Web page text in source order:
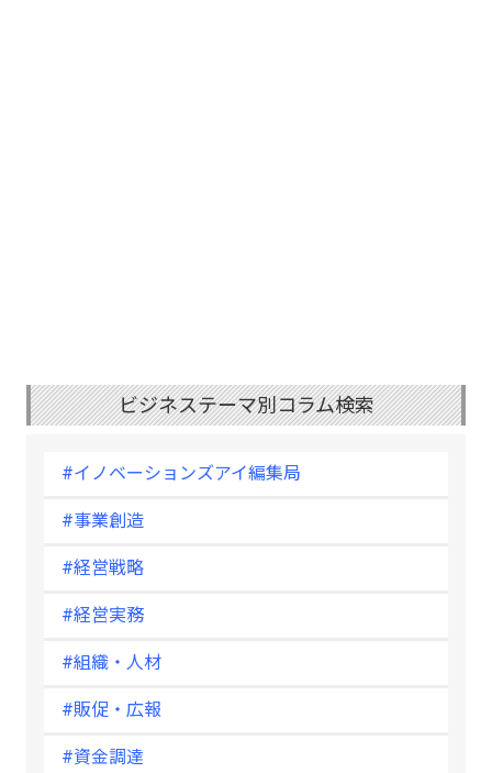
ビジネステーマ別コラム検索
#イノベーションズアイ編集局
#事業創造
#経営戦略
#経営実務
#組織・人材
#販促・広報
#資金調達